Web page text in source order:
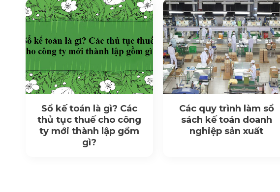
Sổ kế toán là gì? Các
thủ tục thuế cho công
ty mới thành lập gồm
gì?
Các quy trình làm sổ
sách kế toán doanh
nghiệp sản xuất